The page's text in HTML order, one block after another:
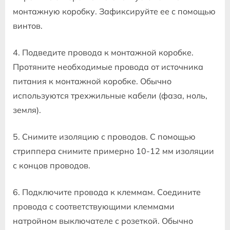
монтажную коробку. Зафиксируйте ее с помощью
винтов.
4. Подведите провода к монтажной коробке.
Протяните необходимые провода от источника
питания к монтажной коробке. Обычно
используются трехжильные кабели (фаза, ноль,
земля).
5. Снимите изоляцию с проводов. С помощью
стриппера снимите примерно 10-12 мм изоляции
с концов проводов.
6. Подключите провода к клеммам. Соедините
провода с соответствующими клеммами
натройном выключателе с розеткой. Обычно